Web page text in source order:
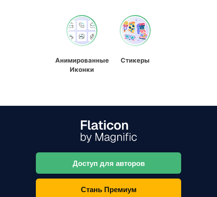
Анимированные
Иконки
Стикеры
Доступ для авторов
Стань Премиум